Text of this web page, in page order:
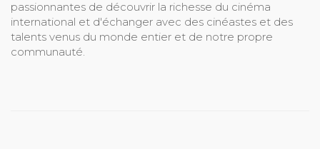
passionnantes de découvrir la richesse du cinéma
international et d'échanger avec des cinéastes et des
talents venus du monde entier et de notre propre
communauté.